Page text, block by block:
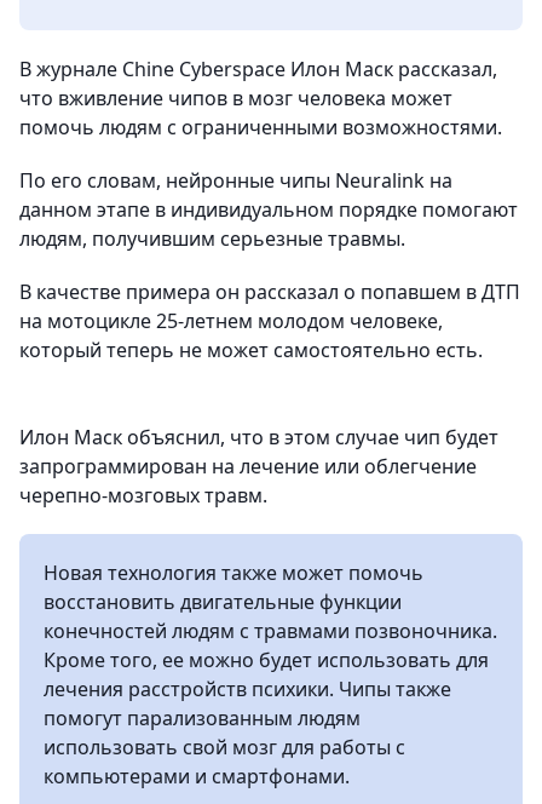
В журнале Chinе Cyberspace Илон Маск рассказал,
что вживление чипов в мозг человека может
помочь людям с ограниченными возможностями.
По его словам, нейронные чипы Neuralink на
данном этапе в индивидуальном порядке помогают
людям, получившим серьезные травмы.
В качестве примера он рассказал о попавшем в ДТП
на мотоцикле 25-летнем молодом человеке,
который теперь не может самостоятельно есть.
Илон Маск объяснил, что в этом случае чип будет
запрограммирован на лечение или облегчение
черепно-мозговых травм.
Новая технология также может помочь
восстановить двигательные функции
конечностей людям с травмами позвоночника.
Кроме того, ее можно будет использовать для
лечения расстройств психики. Чипы также
помогут парализованным людям
использовать свой мозг для работы с
компьютерами и смартфонами.